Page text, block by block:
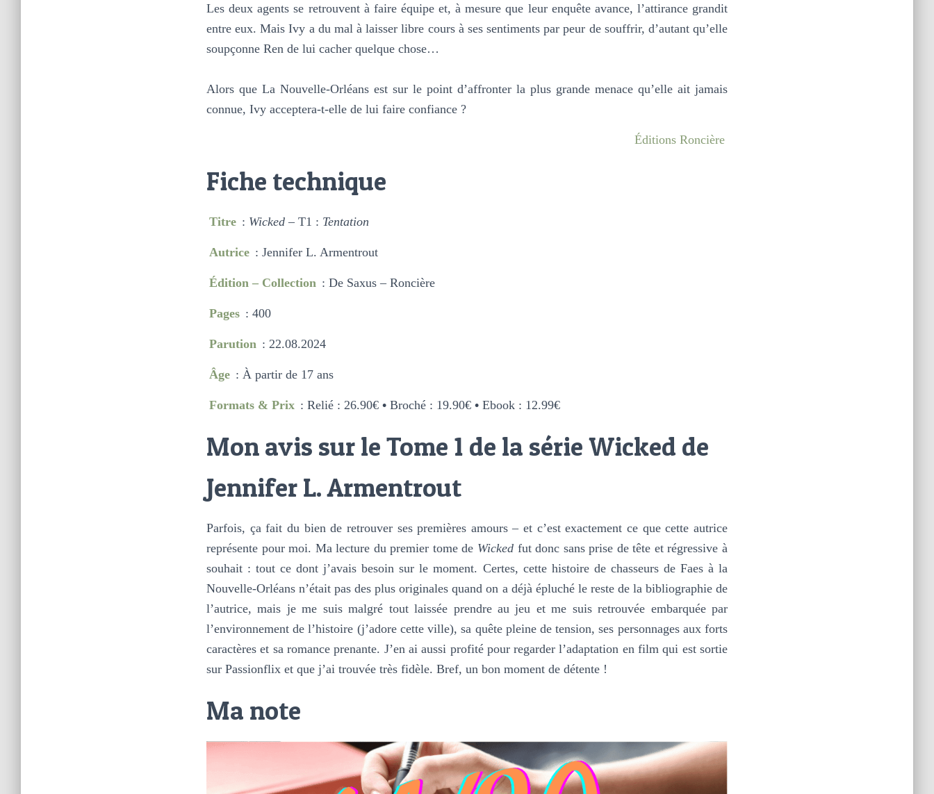
Les deux agents se retrouvent à faire équipe et, à mesure que leur enquête avance, l’attirance grandit
entre eux. Mais Ivy a du mal à laisser libre cours à ses sentiments par peur de souffrir, d’autant qu’elle
soupçonne Ren de lui cacher quelque chose…
Alors que La Nouvelle-Orléans est sur le point d’affronter la plus grande menace qu’elle ait jamais
connue, Ivy acceptera-t-elle de lui faire confiance ?
Éditions Roncière
Fiche technique
Titre : Wicked – T1 : Tentation
Autrice : Jennifer L. Armentrout
Édition – Collection : De Saxus – Roncière
Pages : 400
Parution : 22.08.2024
Âge : À partir de 17 ans
Formats & Prix : Relié : 26.90€• Broché : 19.90€• Ebook : 12.99€
Mon avis sur le Tome 1 de la série Wicked de
Jennifer L. Armentrout
Parfois, ça fait du bien de retrouver ses premières amours – et c’est exactement ce que cette autrice
représente pour moi. Ma lecture du premier tome de Wicked fut donc sans prise de tête et régressive à
souhait : tout ce dont j’avais besoin sur le moment. Certes, cette histoire de chasseurs de Faes à la
Nouvelle-Orléans n’était pas des plus originales quand on a déjà épluché le reste de la bibliographie de
l’autrice, mais je me suis malgré tout laissée prendre au jeu et me suis retrouvée embarquée par
l’environnement de l’histoire (j’adore cette ville), sa quête pleine de tension, ses personnages aux forts
caractères et sa romance prenante. J’en ai aussi profité pour regarder l’adaptation en film qui est sortie
sur Passionflix et que j’ai trouvée très fidèle. Bref, un bon moment de détente !
Ma note